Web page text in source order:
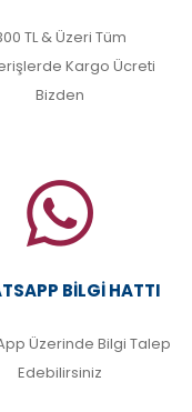
TL & Üzeri Tüm
Kargo Ücreti
Bizden
BILGI HATTI
Üzerinde Bilgi Talep
Edebilirsiniz